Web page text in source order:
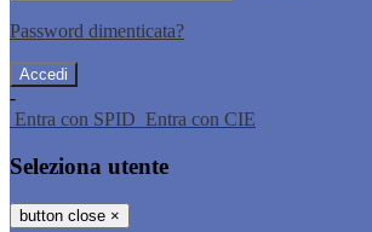
Password dimenticata?
-
Entra con SPID Entra con CIE
Seleziona utente
button close ×